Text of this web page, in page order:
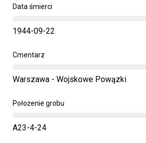
Data śmierci
1944-09-22
Cmentarz
Warszawa - Wojskowe Powązki
Położenie grobu
A23-4-24